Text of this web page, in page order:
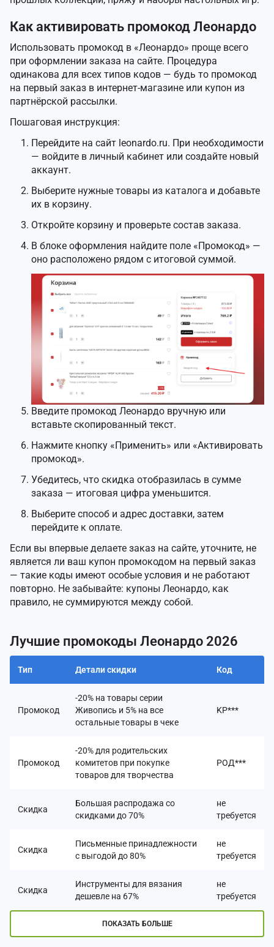
Как активировать промокод Леонардо
Использовать промокод в «Леонардо» проще всего
при оформлении заказа на сайте. Процедура
одинакова для всех типов кодов — будь то промокод
на первый заказ в интернет-магазине или купон из
партнёрской рассылки.
Пошаговая инструкция:
Перейдите на сайт leonardo.ru. При необходимости
— войдите в личный кабинет или создайте новый
аккаунт.
Выберите нужные товары из каталога и добавьте
их в корзину.
Откройте корзину и проверьте состав заказа.
В блоке оформления найдите поле «Промокод» —
оно расположено рядом с итоговой суммой.
Введите промокод Леонардо вручную или
вставьте скопированный текст.
Нажмите кнопку «Применить» или «Активировать
промокод».
Убедитесь, что скидка отобразилась в сумме
заказа — итоговая цифра уменьшится.
Выберите способ и адрес доставки, затем
перейдите к оплате.
Если вы впервые делаете заказ на сайте, уточните, не
является ли ваш купон промокодом на первый заказ
— такие коды имеют особые условия и не работают
повторно. Не забывайте: купоны Леонардо, как
правило, не суммируются между собой.
Лучшие промокоды Леонардо 2026
Тип Детали скидки Код
Промокод
-20% на товары серии
Живопись и 5% на все
остальные товары в чеке
KP***
Промокод
-20% для родительских
комитетов при покупке
товаров для творчества
РОД***
Скидка
Большая распродажа со
скидками до 70%
не
требуется
Скидка
Письменные принадлежности
с выгодой до 80%
не
требуется
Скидка
Инструменты для вязания
дешевле на 67%
не
требуется
ПОКАЗАТЬ БОЛЬШЕ